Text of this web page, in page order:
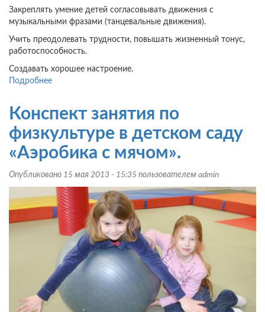
Закреплять умение детей согласовывать движения с
музыкальными фразами (танцевальные движения).
Учить преодолевать трудности, повышать жизненный тонус,
работоспособность.
Создавать хорошее настроение.
Подробнее
занятия
с
использованием
спортивных
«Туристическое
путешествие»
Конспект занятия по
физкультуре в детском саду
«Аэробика с мячом».
Опубликовано 15 мая 2013 - 15:35 пользователем admin